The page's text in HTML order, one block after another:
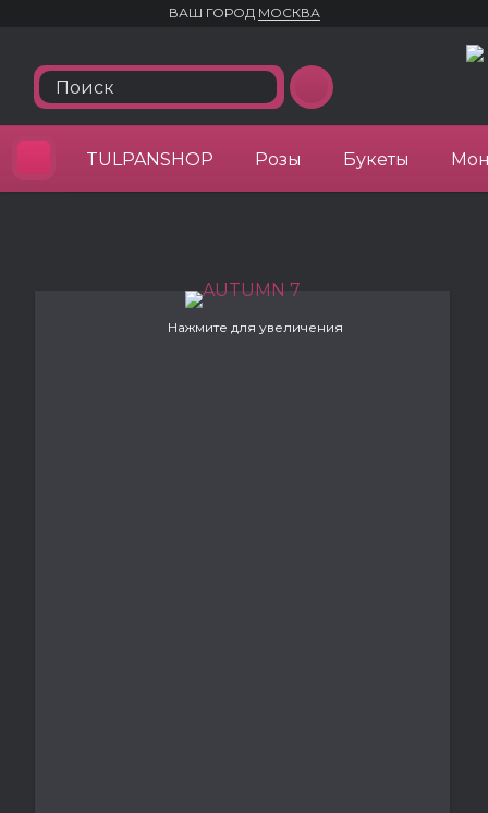
ВАШ ГОРОД МОСКВА
TULPANSHOP Розы Букеты
Нажмите для увеличения